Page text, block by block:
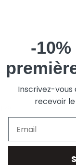
-
Inscrivez-
recevoir